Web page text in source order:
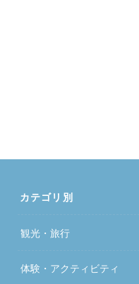
カテゴリ別
観光・旅行
体験・アクティビティ